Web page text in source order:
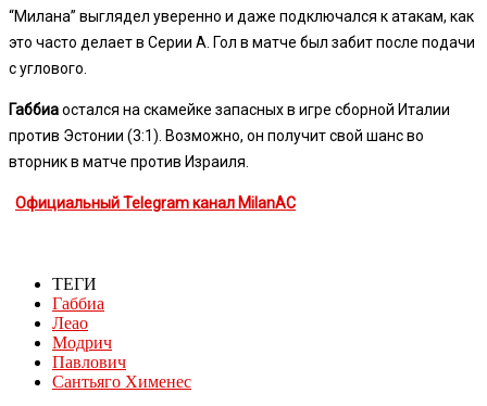
“Милана” выглядел уверенно и даже подключался к атакам, как
это часто делает в Серии А. Гол в матче был забит после подачи
с углового.
Габбиаостался на скамейке запасных в игре сборной Италии
против Эстонии (3:1). Возможно, он получит свой шанс во
вторник в матче против Израиля.
Официальный Telegram канал MilanAC
ТЕГИ
Габбиа
Леао
Модрич
Павлович
Сантьяго Хименес